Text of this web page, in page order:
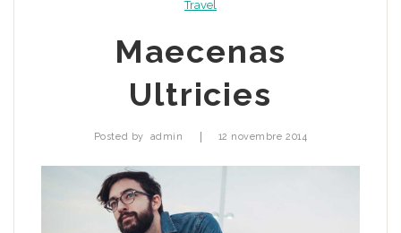
Travel
Maecenas
Ultricies
Posted by admin 12 novembre 2014